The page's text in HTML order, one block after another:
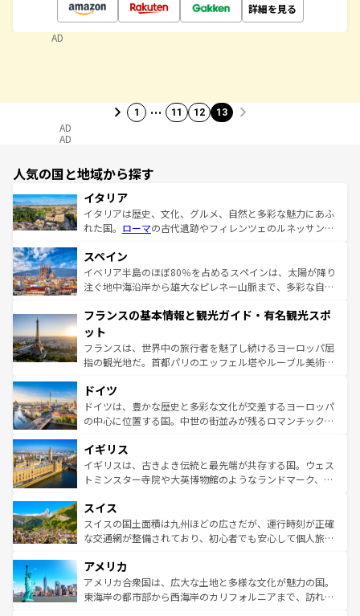
詳細を見る
AD
1 … 11 12 13
AD
AD
人気の国と地域から探す
イタリア
イタリアは歴史、文化、グルメ、自然と多彩な魅力にあふ
れた国。 ローマの古代遺跡やフィレンツェのルネッサンス
ろん、トスカーナの美しい田園風景やアマルフィ海岸の絶
景など、自然景観も見逃せない。観光の合間には、本場の
ピザやパスタなど、絶品のイタリア料理を堪能することも
ませてくれるイタリアで、忘れられない旅をしてみよう！
なお、新着のイタリア情報は
しい。
スペイン
イベリア半島のほぼ80％を占めるスペインは、太陽が降り
注ぐ地中海沿岸から雄大なピレネー山脈まで、多彩な自然
文化が根付くこの国では、情熱的なフラメンコ、熱気あふ
れる闘牛、そして美味しいタパスが生活の一部となってい
る。首都マドリードの洗練された雰囲気や、バルセロナの
アートに溢れた街角から、地方では古代ローマ遺跡や中世
せる。地方によって風土や気候が異なるスペインはその個
性で訪れる人を魅了する。 なお、新着のスペイン情報は コ
ンテンツ一覧を参照してほしい。
フランスの基本情報と観光ガイド・有名観光スポ
ット
フランスは、世界中の旅行者を魅了し続けるヨーロッパ屈
指の観光地だ。首都パリのエッフェル塔やルーブル美術館
で、幅広い魅力が詰まっている。華麗な宮殿、歴史的な大
聖堂、美しいビーチ、そして豊かな自然が、訪れる者を心
から魅了する。また、フランスは美食の国としても知ら
いる。シャンパンの発祥地であるランス、プロヴァンスの
香り高いラベンダー畑など、多彩な楽しみ方が可能だ。さ
らに、パリ以外の地域にも魅力が溢れており、どの街角に
れる地方に足を運ぶとそれぞれで全く異なる文化を体験で
きるだろう。 なお、新着のフランス情報はコンテンツ一覧
を参照してほしい。
ドイツ
ドイツは、豊かな歴史と多彩な文化が交差するヨーロッパ
の中心に位置する国。中世の街並みが残るロマンチック街
顔を持つこの国は、どこを歩いても飽きることがない。ベ
ルリンの文化的活気、バイエルン州のアルプスの絶景、そ
してライン川沿いのワイン畑といった風景は必見。ビール
は、お酒好きな人にはぜひ体験してほしい。 なお、新着の
ドイツ情報はコンテンツ一覧を参照してほしい。
イギリス
イギリスは、古きよき伝統と最先端が共存する国。ウェス
トミンスター寺院や大英博物館のようなランドマーク、歴
リアごとに異なる魅力がある。また、優雅なアフタヌーン
ティー、ビール好きにはたまらない英国パブ、サッカー観
戦など、本場だからこそできる体験も豊富。イギリスを旅
ンツ一覧を参照してほしい。
スイス
スイスの国土面積は九州ほどの広さだが、運行時刻が正確
な交通網が整備されており、初心者でも安心して個人旅行
の建物がそのまま残る町や、スイスならではのユニークな
博物館もあり、アルプス観光だけでなく町歩きも満喫する
ことができる。国民の所得が高いため物価も高いが、旅行
アメリカ
アメリカ合衆国は、広大な土地と多様な文化が魅力の国。
東海岸の都市部から西海岸のカリフォルニアまで、訪れる